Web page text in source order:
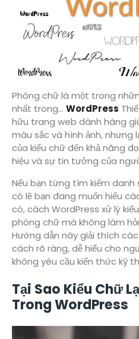
Phông chữ là một trong
nhất trong... WordPress
hữu trang web dành hàng
màu sắc và hình ảnh, nhưng
của kiểu chữ đến khả năng
hiệu và sự tin tưởng của
Nếu bạn từng tìm kiếm danh
có lẽ bạn đang muốn hiểu
có, cách WordPress xử lý
phông chữ mà không làm
Hướng dẫn này giải thích
cách rõ ràng, dễ hiểu cho
không yêu cầu kiến thức kỹ
Tại Sao Kiểu Chữ
Trong WordPress